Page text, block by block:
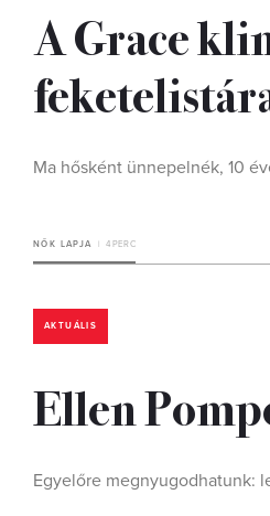
A Grace
Ma hősként ünnepelnék, 10
NŐK LAPJA 4 PERC
AKTUÁLIS
Ellen
Egyelőre megnyugodhatunk: